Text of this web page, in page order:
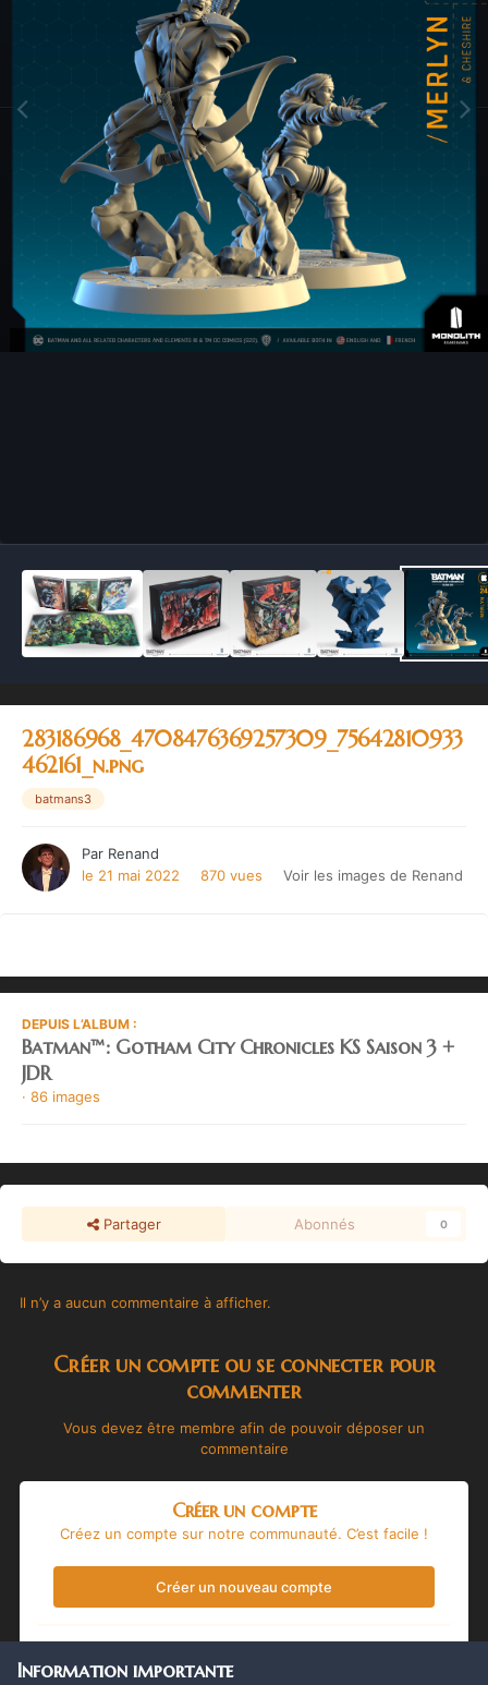
283186968_4708476369257309_75642810933
462161_n.png
batmans3
Par Renand
le 21 mai 2022
870 vues Voir les images de Renand
DEPUIS L’ALBUM :
Batman™: Gotham City Chronicles KS Saison 3 +
JDR
· 86 images
Partager Abonnés 0
Il n’y a aucun commentaire à afficher.
Créer un compte ou se connecter pour
commenter
Vous devez être membre afin de pouvoir déposer un
commentaire
Créer un compte
Créez un compte sur notre communauté. C’est facile !
Créer un nouveau compte
Vous avez déjà un compte ? Connectez-vous ici.
Information importante